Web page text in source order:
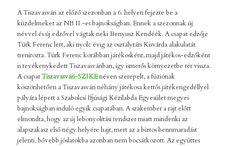
A Tiszavasvári az előző szezonban a 6. helyen fejezte be a
küzdelmeket az NB II.-es bajnokságban. Ennek a szezonnak új
névvel és új edzővel vágtak neki Benyusz Kendéék. A csapat edzője
Türk Ferenc lett, aki nyolc évig az osztálytárs Kisvárda alakulatát
trenírozta. Türk Ferenc korábban játékosként, majd játékos-edzőként
is tevékenykedett Tiszavasváriban, így ismerős környezetbe tér vissza.
A csapatTiszavasvári-SZIKEnéven szerepelt, a fúziónak
köszönhetően a Tiszavasvári néhány játékosa kettős játékengedéllyel
pályára lépett a Szabolcsi Ifjúsági Kézilabda Egyesület megyei
bajnokságban induló egyik csapatában. A szakember a rajt előtt
elmondta, hogy az új lebonyolítási rendszer miatt mindenki az
alapszakasz első négy helyére hajt, mert az a biztos bennmaradást
jelenti, bővebb jóslatokba azonban nem bocsátkozott. Az együttes